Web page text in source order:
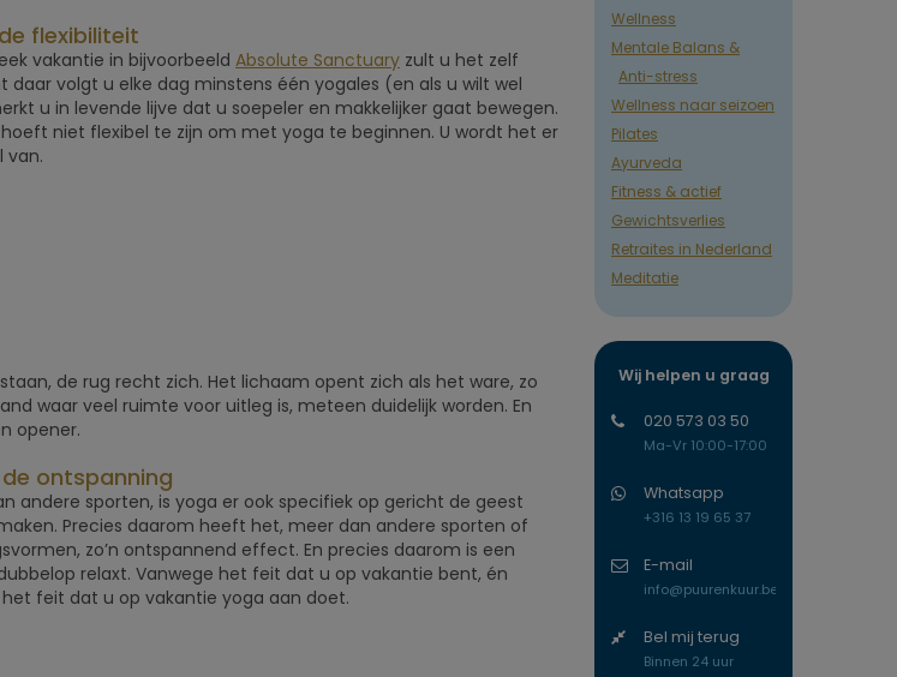
flexibiliteit
vakantie in bijvoorbeeld Absolute Sanctuary zult u het zelf
daar volgt u elke dag minstens één yogales (en als u wilt wel
u in levende lijve dat u soepeler en makkelijker gaat bewegen.
hoeft niet flexibel te zijn om met yoga te beginnen. U wordt het er
van.
de rug recht zich. Het lichaam opent zich als het ware, zo
waar veel ruimte voor uitleg is, meteen duidelijk worden. En
opener.
ontspanning
andere sporten, is yoga er ook specifiek op gericht de geest
Precies daarom heeft het, meer dan andere sporten of
zo’n ontspannend effect. En precies daarom is een
relaxt. Vanwege het feit dat u op vakantie bent, én
feit dat u op vakantie yoga aan doet.
Wellness
Mentale Balans &
Anti-stress
Wellness naar seizoen
Pilates
Ayurveda
Fitness & actief
Gewichtsverlies
Retraites in Nederland
Meditatie
Wij helpen u graag
020 573 03 50
Ma-Vr 10:00-17:00
Whatsapp
+316 13 19 65 37
E-mail
info@puurenkuur.be
Bel mij terug
Binnen 24 uur